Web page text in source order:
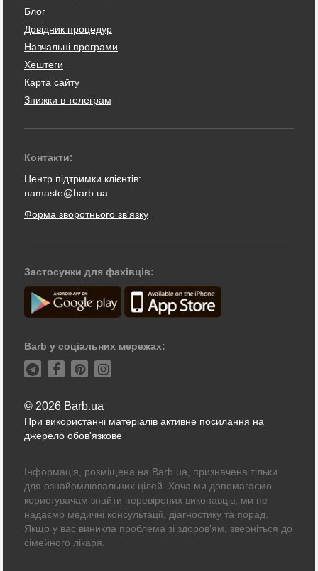
Блог
Довідник процедур
Навчальні програми
Хештеги
Карта сайту
Знижки в телеграм
Контакти:
Центр підтримки клієнтів:
namaste@barb.ua
Форма зворотнього зв'язку
Застосунки для фахівців:
Barb у соціальних мережах:
© 2026 Barb.ua
При використанні матеріалів активне посилання на
джерело обов'язкове
Інформація, розміщена на Barb.ua, призначена тільки
для ознайомлювальних цілей. Хоча ми допомагаємо
користувачам знайти перевірених виконавців, ми не
надаємо медичні консультації, діагностику та порад.
Якщо у вас виникла проблема зі здоров'ям, зверніться до
сімейного лікаря.